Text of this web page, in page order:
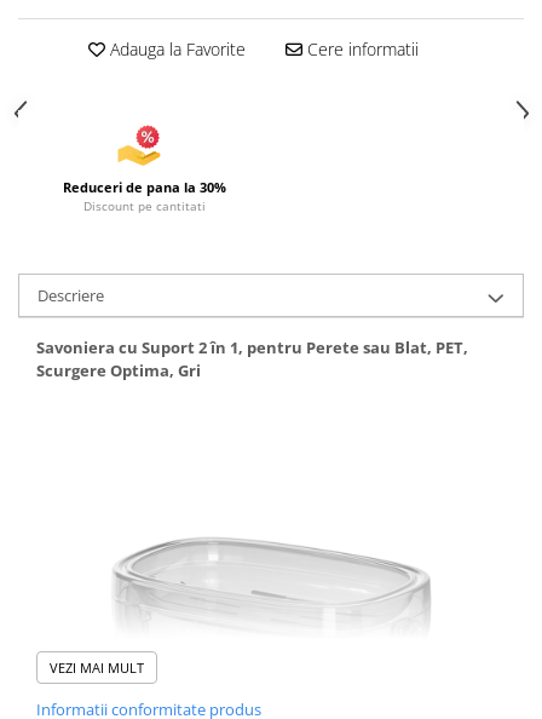
Kit-uri Siguranţă Auto
Accesorii biciclete
Ochelari de Protecţie
Articole de plaja
Articole Diverse copii
Covorase de joaca
Jucarii si Jocuri
Jucarii si Jocuri
Markere si Set Desen
Markere si Set Desen
Scaune de masa bebe
Adauga la Favorite Cere informatii
Reduceri de pana la 30%
Discount pe cantitati
Descriere
Savoniera cu Suport 2 în 1, pentru Perete sau Blat, PET,
Scurgere Optima, Gri
VEZI MAI MULT
Informatii conformitate produs